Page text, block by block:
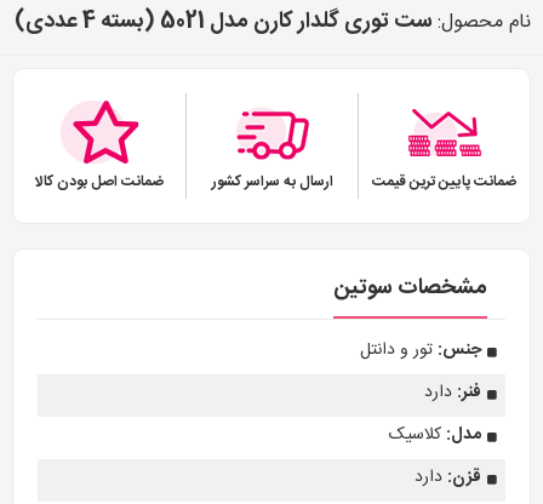
نام محصول:ست توری گلدار کارن مدل 5021 (بسته 4 عددی)
ضمانت پایین ترین قیمت ارسال به سراسر کشور ضمانت اصل بودن کالا
مشخصات سوتین
جنس: تور و دانتل
فنر: دارد
مدل: کلاسیک
قزن: دارد